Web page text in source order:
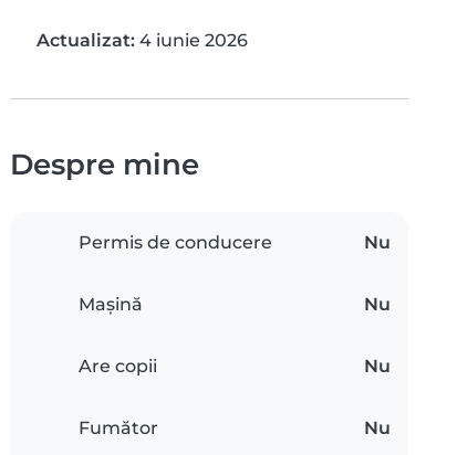
Actualizat: 4 iunie 2026
Despre mine
Permis de conducere Nu
Mașină Nu
Are copii Nu
Fumător Nu